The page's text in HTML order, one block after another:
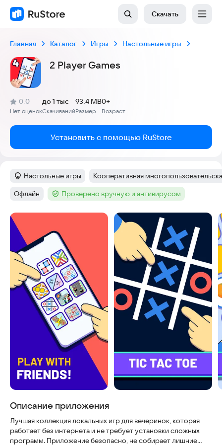
Скачать
Главная Каталог Игры Настольные игры
2 Player Games
Рейтинг:
0,0
(
Нет оценок
)
Скачиваний
до 1 тыс
Размер
93.4 MB
Возраст
0+
Установить с помощью RuStore
Категория:
Настольные игры Тег:
Кооперативная
Тег:
Офлайн Тег :Проверено вручную и антивирусом
Скриншоты
Описание приложения
Лучшая коллекция локальных игр для вечеринок, которая
работает без интернета и не требует установки сложных
программ. Приложение безопасно, не собирает лишние